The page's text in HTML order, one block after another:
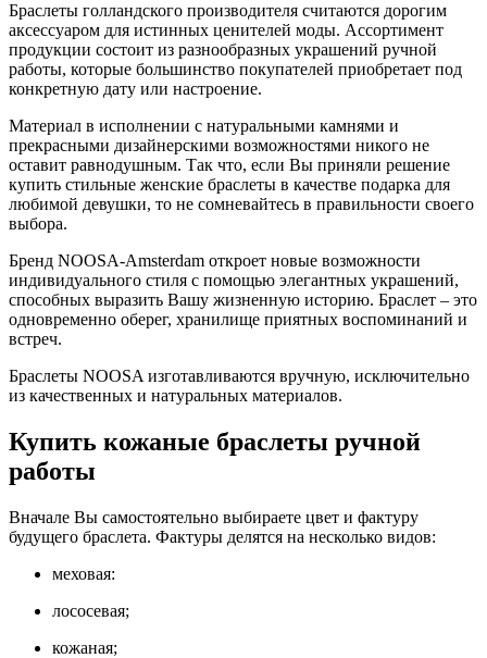
Браслеты голландского производителя считаются дорогим
аксессуаром для истинных ценителей моды. Ассортимент
продукции состоит из разнообразных украшений ручной
работы, которые большинство покупателей приобретает под
конкретную дату или настроение.
Материал в исполнении с натуральными камнями и
прекрасными дизайнерскими возможностями никого не
оставит равнодушным. Так что, если Вы приняли решение
купить стильные женские браслеты в качестве подарка для
любимой девушки, то не сомневайтесь в правильности своего
выбора.
Бренд NOOSA-Amsterdam откроет новые возможности
индивидуального стиля с помощью элегантных украшений,
способных выразить Вашу жизненную историю. Браслет – это
одновременно оберег, хранилище приятных воспоминаний и
встреч.
Браслеты NOOSA изготавливаются вручную, исключительно
из качественных и натуральных материалов.
Купить кожаные браслеты ручной
работы
Вначале Вы самостоятельно выбираете цвет и фактуру
будущего браслета. Фактуры делятся на несколько видов:
меховая:
лососевая;
кожаная;